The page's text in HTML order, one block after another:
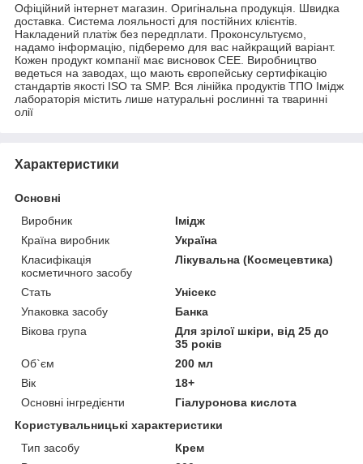
Офіційний інтернет магазин. Оригінальна продукція. Швидка
доставка. Система лояльності для постійних клієнтів.
Накладений платіж без передплати. Проконсультуємо,
надамо інформацію, підберемо для вас найкращий варіант.
Кожен продукт компанії має висновок СЕЕ. Виробництво
ведеться на заводах, що мають європейську сертифікацію
стандартів якості ISO та SMP. Вся лінійка продуктів ТПО Імідж
лабораторія містить лише натуральні рослинні та тваринні
олії
Характеристики
Основні
Виробник
Імідж
Країна виробник
Україна
Класифікація
косметичного засобу
Лікувальна (Космецевтика)
Стать
Унісекс
Упаковка засобу
Банка
Вікова група
Для зрілої шкіри, від 25 до
35 років
Об`єм
200 мл
Вік
18+
Основні інгредієнти
Гіалуронова кислота
Користувальницькі характеристики
Тип засобу
Крем